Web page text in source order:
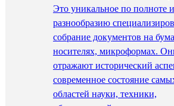
Это уникальное по полноте и
разнообразию
собрание документов на
носителях, микроформах.
отражают исторический
современное состояние
областей науки, техники,